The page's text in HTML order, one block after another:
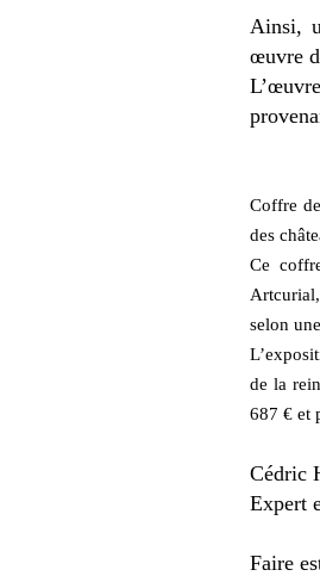
Ainsi,
œuvre
Coffre
des
Ce
selon
de la
687 € et
Cédric
Expert
Faire